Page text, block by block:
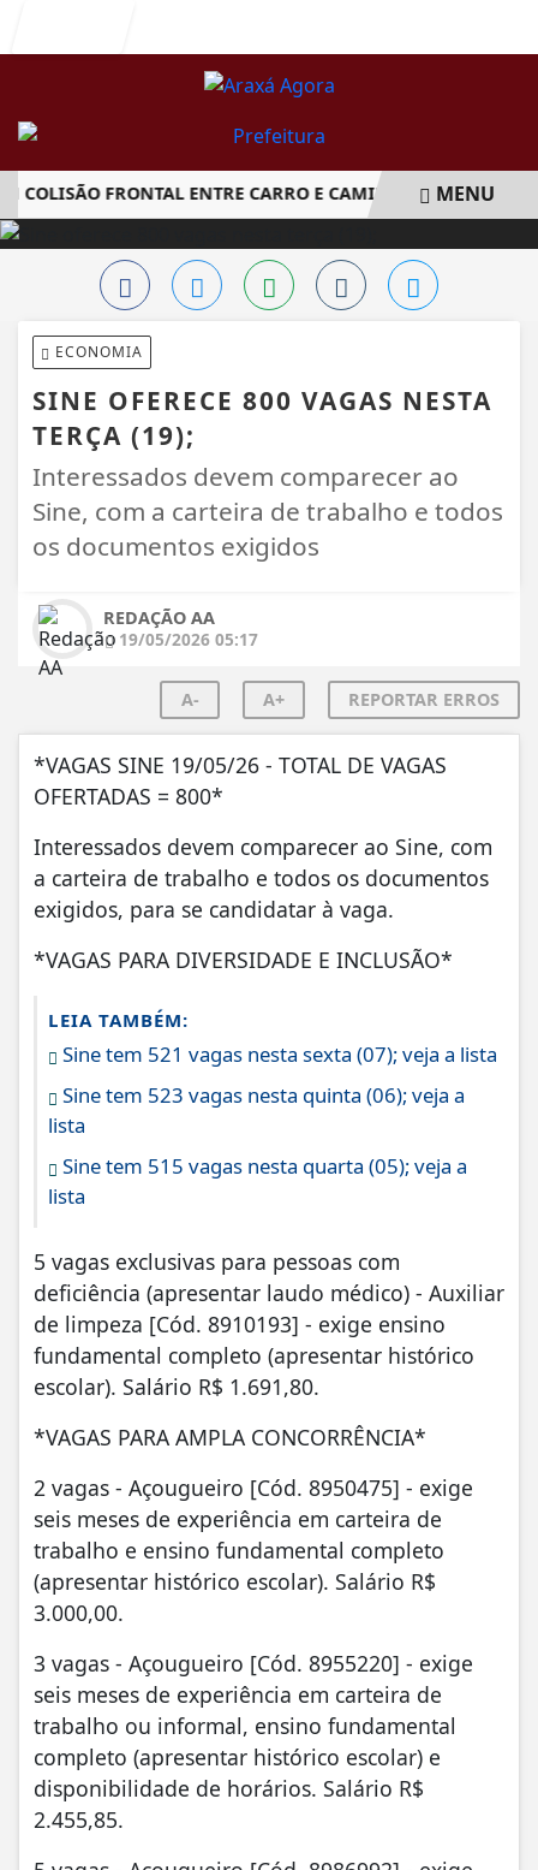
FRONTAL ENTRE CARRO E CAMINHÃO NA BR-262
MENU
ECONOMIA
SINE OFERECE 800 VAGAS NESTA
TERÇA (19);
Interessados devem comparecer ao
Sine, com a carteira de trabalho e todos
os documentos exigidos
REDAÇÃO AA
19/05/2026 05:17
A- A+ REPORTAR ERROS
*VAGAS SINE 19/05/26 - TOTAL DE VAGAS
OFERTADAS = 800*
Interessados devem comparecer ao Sine, com
a carteira de trabalho e todos os documentos
exigidos, para se candidatar à vaga.
*VAGAS PARA DIVERSIDADE E INCLUSÃO*
LEIA TAMBÉM:
Sine tem 521 vagas nesta sexta (07); veja a lista
Sine tem 523 vagas nesta quinta (06); veja a
lista
Sine tem 515 vagas nesta quarta (05); veja a
lista
5 vagas exclusivas para pessoas com
deficiência (apresentar laudo médico) - Auxiliar
de limpeza [Cód. 8910193] - exige ensino
fundamental completo (apresentar histórico
escolar). Salário R$ 1.691,80.
*VAGAS PARA AMPLA CONCORRÊNCIA*
2 vagas - Açougueiro [Cód. 8950475] - exige
seis meses de experiência em carteira de
trabalho e ensino fundamental completo
(apresentar histórico escolar). Salário R$
3.000,00.
3 vagas - Açougueiro [Cód. 8955220] - exige
seis meses de experiência em carteira de
trabalho ou informal, ensino fundamental
completo (apresentar histórico escolar) e
disponibilidade de horários. Salário R$
2.455,85.